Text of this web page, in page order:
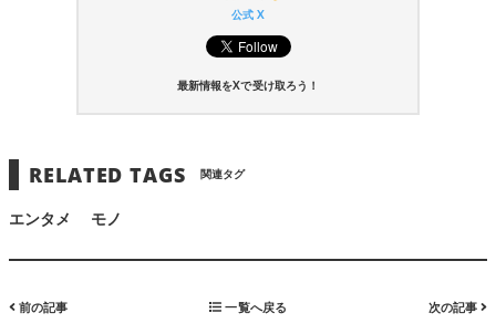
公式 X
最新情報をXで受け取ろう！
RELATED TAGS 関連タグ
エンタメ モノ
前の記事 一覧へ戻る 次の記事